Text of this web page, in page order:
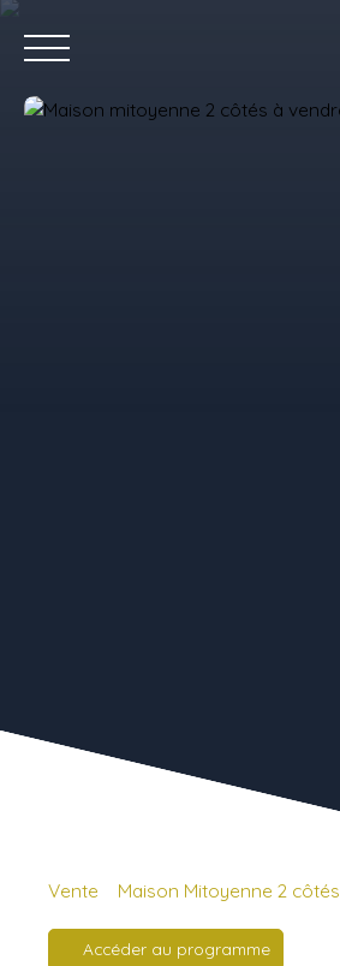
Vente Maison Mitoyenne 2 côtés
Accéder au programme